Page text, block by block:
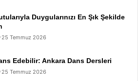
Duygularınızı En Şık Şekilde
25 Temmuz 2026
Edebilir: Ankara Dans Dersleri
25 Temmuz 2026